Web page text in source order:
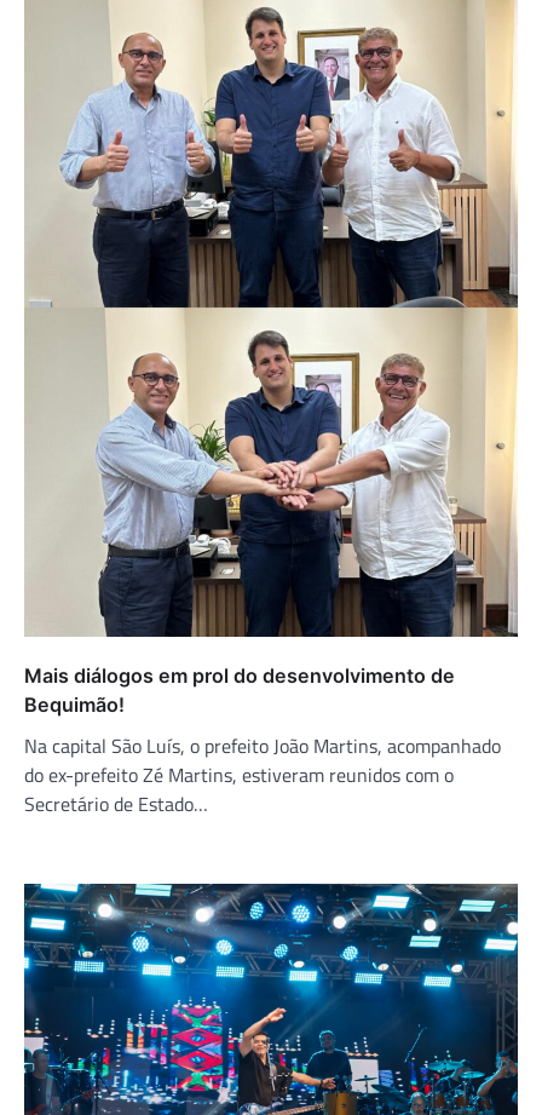
Mais diálogos em prol do desenvolvimento de
Bequimão!
Na capital São Luís, o prefeito João Martins, acompanhado
do ex-prefeito Zé Martins, estiveram reunidos com o
Secretário de Estado…